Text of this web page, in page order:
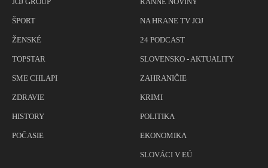
ŠPORT
ŽENSKÉ
TOPSTAR
SME CHLAPI
ZDRAVIE
HISTORY
POČASIE
NA HRANE TV JOJ
24 PODCAST
SLOVENSKO - AKTUALITY
ZAHRANIČIE
KRIMI
POLITIKA
EKONOMIKA
SLOVÁCI V EÚ